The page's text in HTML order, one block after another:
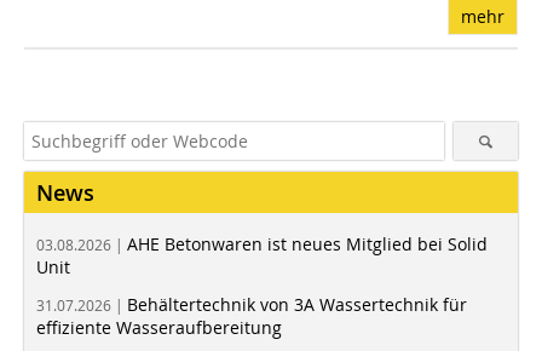
mehr
News
03.08.2026 | AHE Betonwaren ist neues Mitglied bei Solid
Unit
31.07.2026 | Behältertechnik von 3A Wassertechnik für
effiziente Wasseraufbereitung